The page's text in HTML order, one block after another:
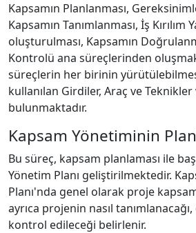
Kapsamın Planlanması,
Kapsamın Tanımlanması, İş Kırılım
oluşturulması, Kapsamın
Kontrolü ana süreçlerinden
süreçlerin her birinin
kullanılan Girdiler, Araç ve Teknikler
bulunmaktadır.
Kapsam Yönetiminin
Bu süreç, kapsam planlaması ile
Yönetim Planı geliştirilmektedir.
Planı'nda genel olarak proje
ayrıca projenin nasıl
kontrol edileceği belirlenir.